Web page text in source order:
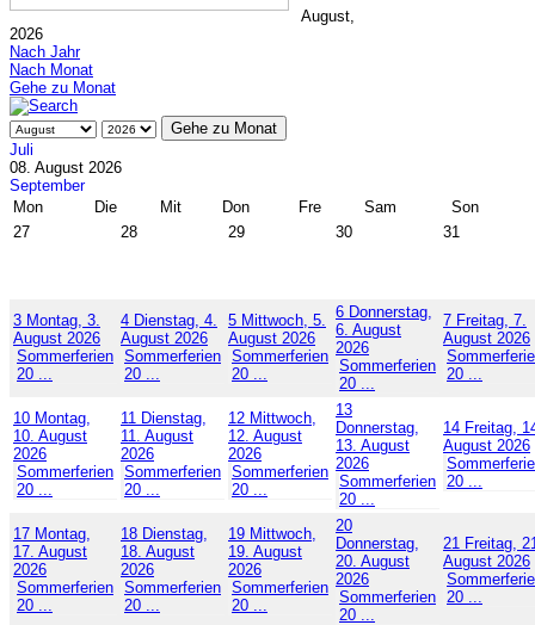
August,
2026
Nach Jahr
Nach Monat
Gehe zu Monat
Gehe zu Monat
Juli
08. August 2026
September
Mon
Die Mit Don Fre Sam
Son
27
28 29 30 31
3 Montag, 3.
August 2026
Sommerferien
20 ...
4 Dienstag, 4.
August 2026
Sommerferien
20 ...
5 Mittwoch, 5.
August 2026
Sommerferien
20 ...
6 Donnerstag,
6. August
2026
Sommerferien
20 ...
7 Freitag, 7.
August 2026
20 ...
10 Montag,
10. August
2026
Sommerferien
20 ...
11 Dienstag,
11. August
2026
Sommerferien
20 ...
12 Mittwoch,
12. August
2026
Sommerferien
20 ...
13
Donnerstag,
13. August
2026
Sommerferien
20 ...
14 Freitag,
August 2026
20 ...
17 Montag,
17. August
2026
Sommerferien
20 ...
18 Dienstag,
18. August
2026
Sommerferien
20 ...
19 Mittwoch,
19. August
2026
Sommerferien
20 ...
20
Donnerstag,
20. August
2026
Sommerferien
20 ...
21 Freitag,
August 2026
20 ...